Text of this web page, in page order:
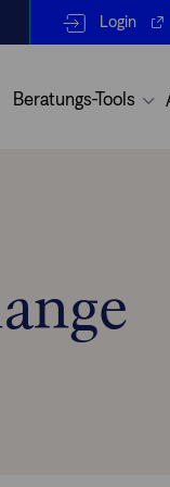
Login
Beratungs-Tools